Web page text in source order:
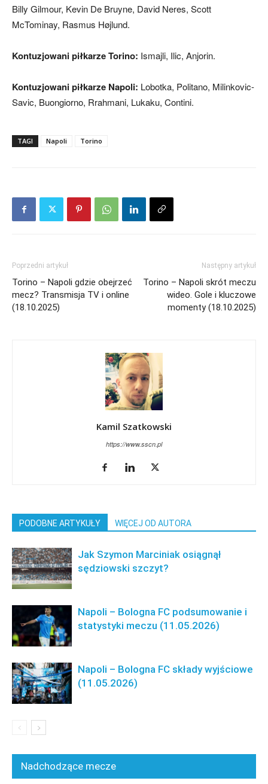
Billy Gilmour, Kevin De Bruyne, David Neres, Scott
McTominay, Rasmus Højlund.
Kontuzjowani piłkarze Torino: Ismajli, Ilic, Anjorin.
Kontuzjowani piłkarze Napoli: Lobotka, Politano, Milinkovic-
Savic, Buongiorno, Rrahmani, Lukaku, Contini.
TAGI Napoli Torino
Poprzedni artykuł
Torino – Napoli gdzie obejrzeć
mecz? Transmisja TV i online
(18.10.2025)
Następny artykuł
Torino – Napoli skrót meczu
wideo. Gole i kluczowe
momenty (18.10.2025)
Kamil Szatkowski
https://www.sscn.pl
PODOBNE ARTYKUŁY WIĘCEJ OD AUTORA
Jak Szymon Marciniak osiągnął
sędziowski szczyt?
Napoli – Bologna FC podsumowanie i
statystyki meczu (11.05.2026)
Napoli – Bologna FC składy wyjściowe
(11.05.2026)
Nadchodzące mecze